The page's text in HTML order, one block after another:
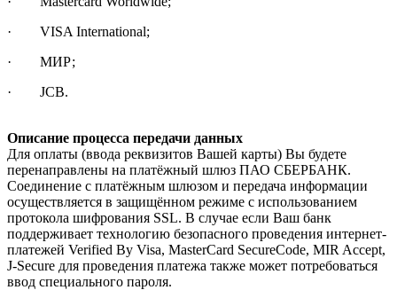
· VISA International;
· МИР;
· JCB.
Описание процесса передачи данных
Для оплаты (ввода реквизитов Вашей карты) Вы будете
перенаправлены на платёжный шлюз ПАО СБЕРБАНК.
Соединение с платёжным шлюзом и передача информации
осуществляется в защищённом режиме с использованием
протокола шифрования SSL. В случае если Ваш банк
поддерживает технологию безопасного проведения интернет-
платежей Verified By Visa, MasterCard SecureCode, MIR Accept,
J-Secure для проведения платежа также может потребоваться
ввод специального пароля.